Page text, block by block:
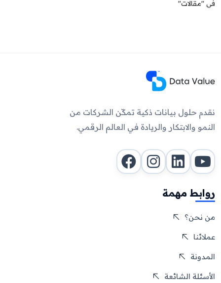
في "مقالات"
نقدم حلول بيانات ذكية تمكّن الشركات من
النمو والابتكار والريادة في العالم الرقمي.
روابط مهمة
من نحن؟
عملائنا
المدونة
الأسئلة الشائعة